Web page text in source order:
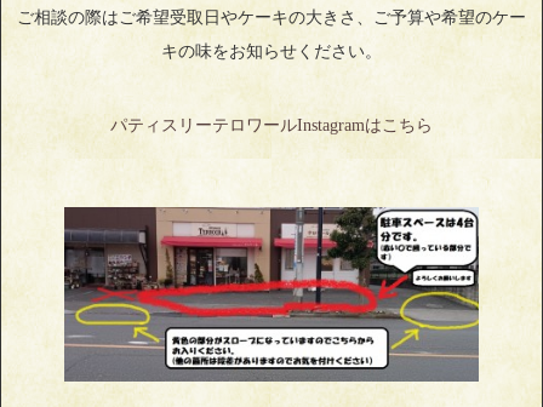
ご相談の際はご希望受取日やケーキの大きさ、ご予算や希望のケー
キの味をお知らせください。
パティスリーテロワールInstagramはこちら